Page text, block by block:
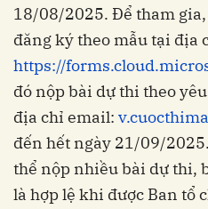
18/08/2025. Để tham
đăng ký theo mẫu tại địa
https://
đó nộp bài dự thi theo
địa chỉ email:
đến hết ngày 21/09/
thể nộp nhiều bài dự thi,
là hợp lệ khi được Ban tổ